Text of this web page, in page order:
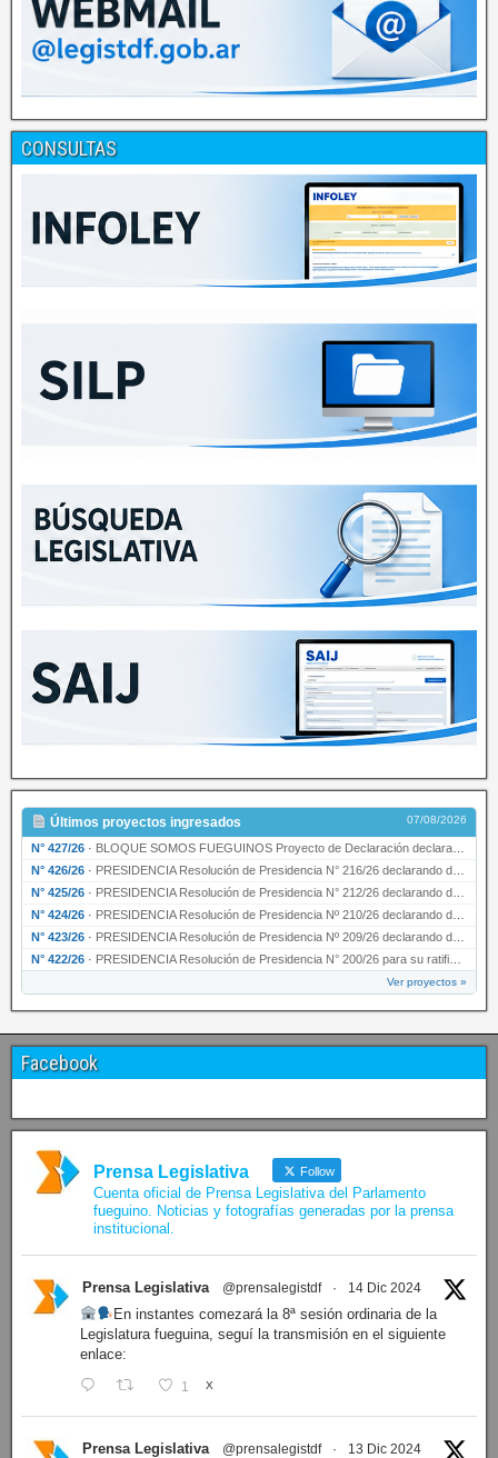
CONSULTAS
Últimos proyectos ingresados 07/08/2026
N° 427/26 · BLOQUE SOMOS FUEGUINOS Proyecto de Declaración declarando de interés provincial PRESIDENCI…
N° 426/26 · PRESIDENCIA Resolución de Presidencia N° 216/26 declarando de interés provincial la labor …
N° 425/26 · PRESIDENCIA Resolución de Presidencia N° 212/26 declarando de interés provincial el “50° A…
N° 424/26 · PRESIDENCIA Resolución de Presidencia Nº 210/26 declarando de interés provincial el proyec…
N° 423/26 · PRESIDENCIA Resolución de Presidencia Nº 209/26 declarando de interés provincial la presen…
N° 422/26 · PRESIDENCIA Resolución de Presidencia N° 200/26 para su ratificación.
Ver proyectos »
Facebook
Prensa Legislativa Follow
Cuenta oficial de Prensa Legislativa del Parlamento
fueguino. Noticias y fotografías generadas por la prensa
institucional.
Prensa Legislativa @prensalegistdf · 14 Dic 2024
En instantes comezará la 8ª sesión ordinaria de la
Legislatura fueguina, seguí la transmisión en el siguiente
enlace:
1 X
Prensa Legislativa @prensalegistdf · 13 Dic 2024